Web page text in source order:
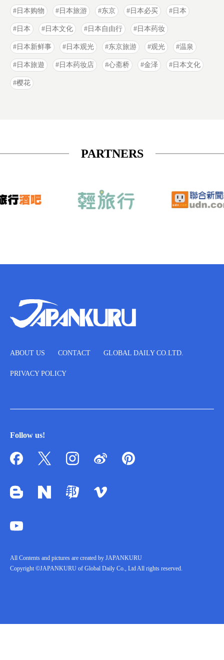
日本购物 日本旅游 东京 日本必买 日本
日本 日本文化 日本自由行 日本药妆
日本新鲜事 日本观光 东京旅游 观光 温泉
日本旅遊 日本药妆店 心斋桥 金泽 日本文化
樱花
PARTNERS
ABOUT US CONTACT GLOBAL DAILY CO.LTD.
PRIVACY POLICY
Follow us!
All Contents and pictures are created by JAPANKURU
Copyright ©JAPANKURU of Global Daily Co., Ltd All rights reserved.